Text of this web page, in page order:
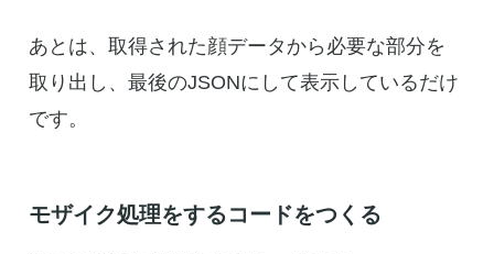
あとは、取得された顔データから必要な部分を
取り出し、最後のJSONにして表示しているだけ
です。
モザイク処理をするコードをつくる